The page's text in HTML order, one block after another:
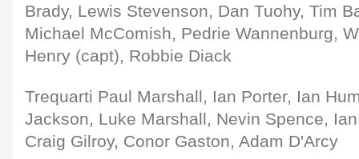
Brady, Lewis Stevenson, Dan Tuohy, Tim
Michael McComish, Pedrie Wannenburg,
Henry (capt), Robbie Diack
Trequarti Paul Marshall, Ian Porter, Ian
Jackson, Luke Marshall, Nevin Spence,
Craig Gilroy, Conor Gaston, Adam D'Arcy